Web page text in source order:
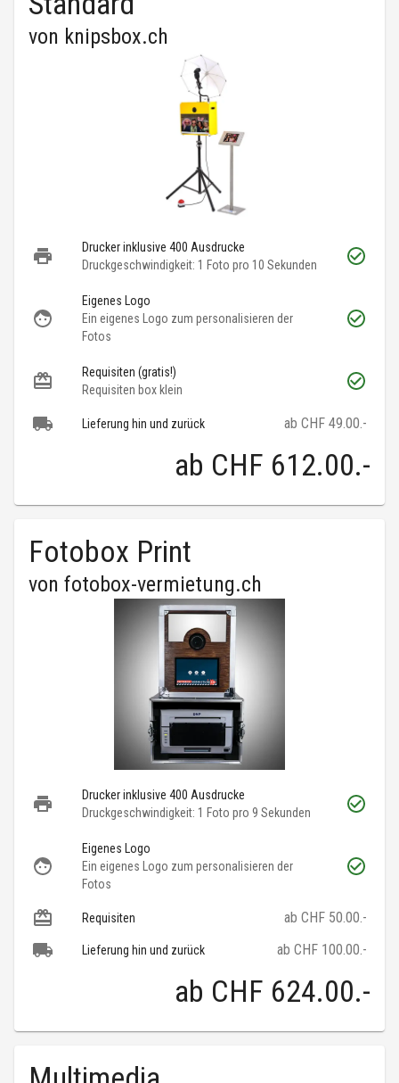
von knipsbox.ch
Drucker inklusive 400 Ausdrucke
Druckgeschwindigkeit: 1 Foto pro 10 Sekunden
Eigenes Logo
Ein eigenes Logo zum personalisieren der
Fotos
Requisiten (gratis!)
Requisiten box klein
Lieferung hin und zurück ab CHF 49.00.-
ab CHF 612.00.-
Fotobox Print
von fotobox-vermietung.ch
Drucker inklusive 400 Ausdrucke
Druckgeschwindigkeit: 1 Foto pro 9 Sekunden
Eigenes Logo
Ein eigenes Logo zum personalisieren der
Fotos
Requisiten ab CHF 50.00.-
Lieferung hin und zurück ab CHF 100.00.-
ab CHF 624.00.-